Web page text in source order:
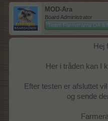
MOD-Ara
Board Administrator
Team Farmerama DA &
Hej
Her i tråden kan I
Efter testen er afsluttet
og sende